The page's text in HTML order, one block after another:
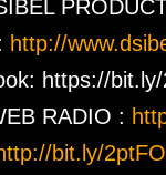
http://
https://
RADIO :
bit.ly/